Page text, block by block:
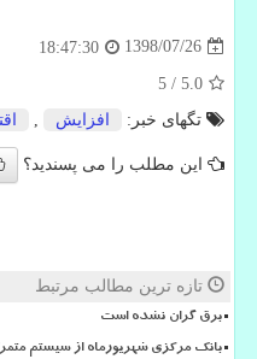
1398/07/26
18:47:30
5.0
/
5
تگهای خبر:
افزایش
این مطلب را می پسندید؟
تازه ترین مطالب مرتبط
برق گران نشده است
بانک مرکزی شهریورماه از سیستم